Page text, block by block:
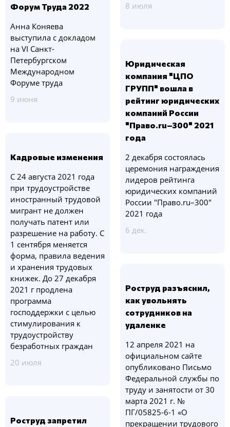
8 июля
Форум Труда 2022
Анна Коняева
выступила с докладом
на VI Санкт-
Петербургском
Международном
Форуме труда
9 июня
Юридическая
компания "ЦПО
ГРУПП" вошла в
рейтинг юридических
компаний России
"Право.ru–300" 2021
года
2 декабря состоялась
церемония награждения
лидеров рейтинга
юридических компаний
России "Право.ru–300"
2021 года
6 дек.
Кадровые изменения
С 24 августа 2021 года
при трудоустройстве
иностранный трудовой
мигрант не должен
получать патент или
разрешение на работу. С
1 сентября меняется
форма, правила ведения
и хранения трудовых
книжек. До 27 декабря
2021 г продлена
программа
господдержки с целью
стимулирования к
трудоустройству
безработных граждан
20 июля
Роструд разъяснил,
как увольнять
сотрудников на
удаленке
12 апреля 2021 на
официальном сайте
опубликовано Письмо
Федеральной службы по
труду и занятости от 30
марта 2021 г. №
ПГ/05825-6-1 «О
прекращении трудового
Роструд запретил